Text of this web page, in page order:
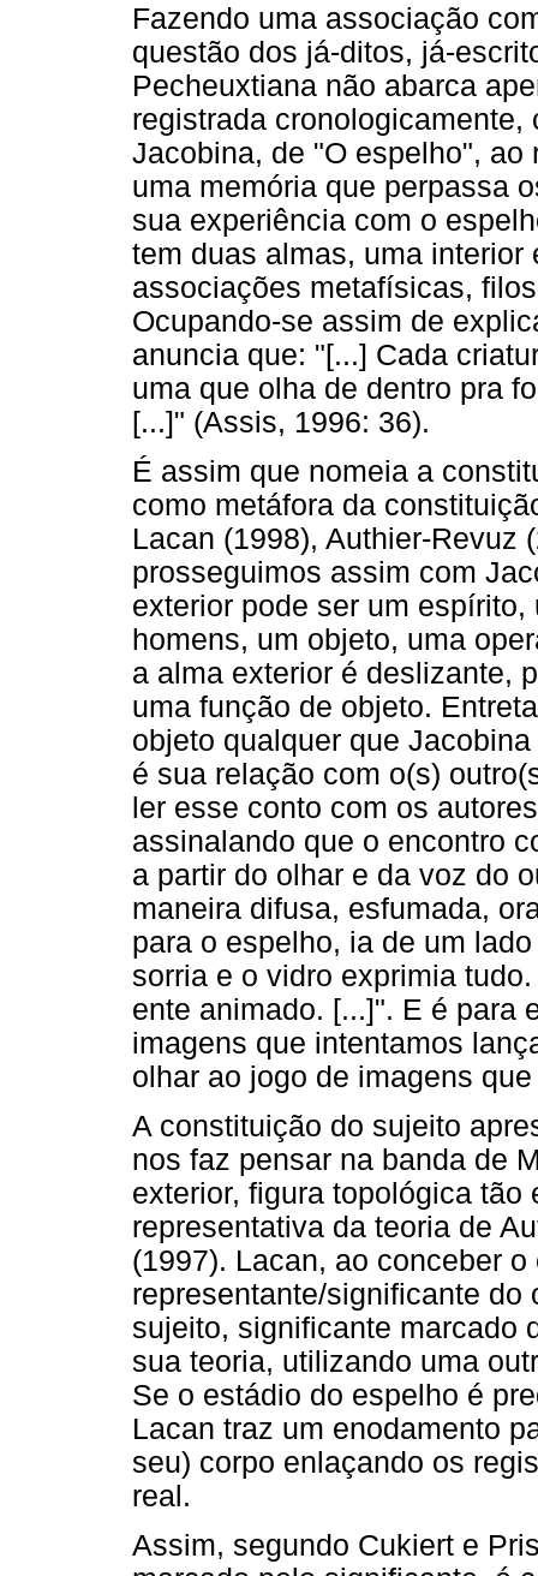
Fazendo uma associação
questão dos já-ditos, já-
Pecheuxtiana não abarca
registrada
Jacobina, de "O espelho",
uma memória que perpassa
sua experiência com o
tem duas almas, uma
associações metafísicas,
Ocupando-se assim de
anuncia que: "[...] Cada
uma que olha de dentro pra
[...]" (Assis, 1996: 36).
É assim que nomeia a
como metáfora da
Lacan (1998), Authier-Revuz
prosseguimos assim com
exterior pode ser um
homens, um objeto, uma
a alma exterior é deslizante,
uma função de objeto.
objeto qualquer que
é sua relação com o(s)
ler esse conto com os
assinalando que o encontro
a partir do olhar e da voz do
maneira difusa, esfumada,
para o espelho, ia de um
sorria e o vidro exprimia
ente animado. [...]". E é para
imagens que intentamos
olhar ao jogo de imagens
A constituição do sujeito
nos faz pensar na banda de
exterior, figura topológica
representativa da teoria de
(1997). Lacan, ao conceber
representante/significante do
sujeito, significante marcado
sua teoria, utilizando uma
Se o estádio do espelho é
Lacan traz um enodamento
seu) corpo enlaçando os
real.
Assim, segundo Cukiert e